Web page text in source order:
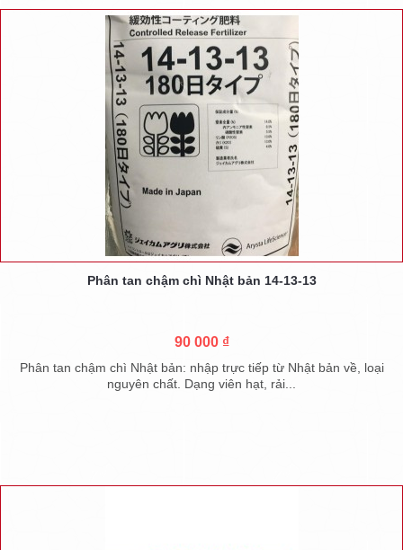
Phân tan chậm chì Nhật bản 14-13-13
90 000 ₫
Phân tan chậm chì Nhật bản: nhập trực tiếp từ Nhật bản về, loại
nguyên chất. Dạng viên hạt, rải...